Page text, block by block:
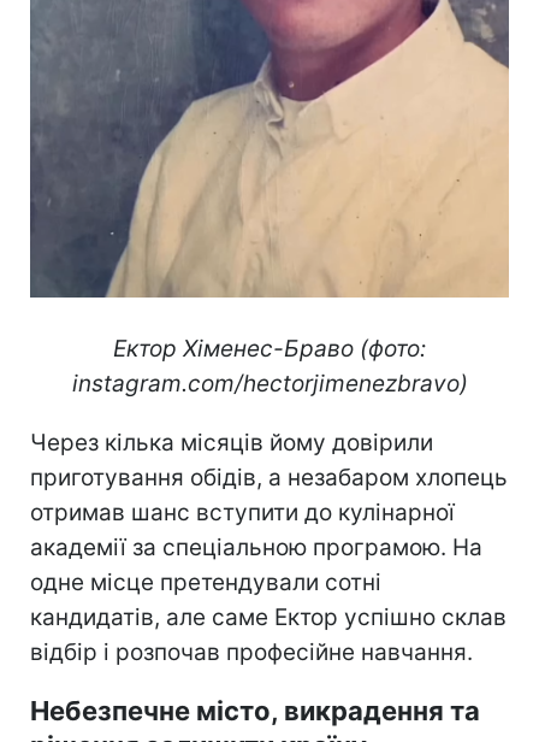
Ектор Хіменес-Браво (фото:
instagram.com/hectorjimenezbravo)
Через кілька місяців йому довірили
приготування обідів, а незабаром хлопець
отримав шанс вступити до кулінарної
академії за спеціальною програмою. На
одне місце претендували сотні
кандидатів, але саме Ектор успішно склав
відбір і розпочав професійне навчання.
Небезпечне місто, викрадення та